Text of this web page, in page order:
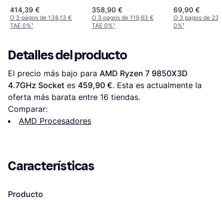
Cpu Transparente
414,39 €
O 3 pagos de 138,13 €
TAE 0%¹
358,90 €
O 3 pagos de 119,63 €
TAE 0%¹
69,90 €
O 3 pagos de
0%¹
Detalles del producto
El precio más bajo para AMD Ryzen 7 9850X3D
4.7GHz Socket es 459,90 €. Esta es actualmente la
oferta más barata entre 16 tiendas.
Comparar:
AMD Procesadores
Características
Producto